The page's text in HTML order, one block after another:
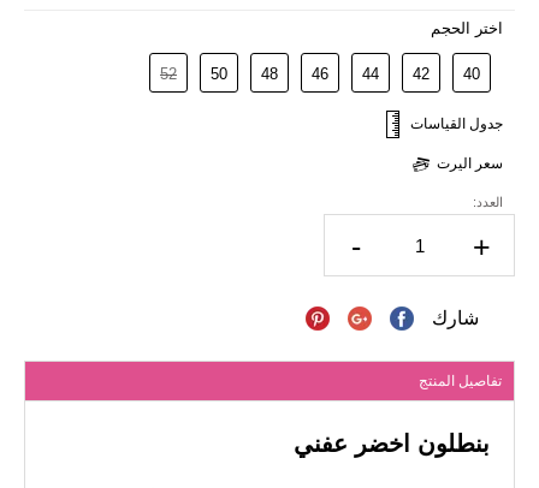
اختر الحجم
40
42
44
46
48
50
52
جدول القياسات
سعر اليرت
العدد:
- +
شارك
تفاصيل المنتج
بنطلون اخضر عفني